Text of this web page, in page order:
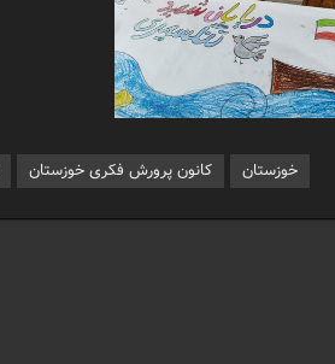
خوزستان کانون پرورش فکری خوزستان